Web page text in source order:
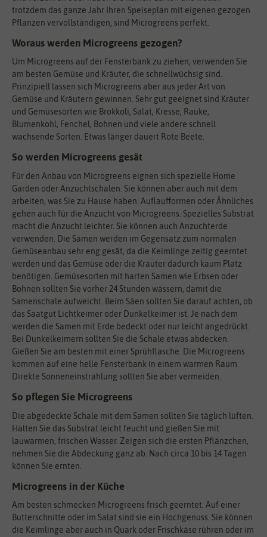
trotzdem das ganze Jahr Ihren Speiseplan mit eigenen gezogen
Pflanzen vervollständigen, sind Microgreens perfekt.
Woraus werden Microgreens gezogen?
Um Microgreens auf der Fensterbank zu ziehen, verwenden Sie
am besten Gemüse und Kräuter, die schnellwüchsig sind.
Prinzipiell lassen sich Microgreens aber aus jeder Art von
Gemüse und Kräutern gewinnen. Sehr gut geeignet sind Kräuter
und Gemüsesorten wie Brokkoli, Salat, Kresse, Rauke,
Blumenkohl, Fenchel, Bohnen und viele andere schnell
wachsende Sorten. Etwas länger dauert Rote Beete.
So werden Microgreens gesät
Für den Anbau von Microgreens eignen sich spezielle Home
Garden oder Anzuchtschalen. Sie können aber auch mit dem
arbeiten, was Sie zu Hause haben. Auflaufformen oder Ähnliches
gehen auch für die Anzucht von Microgreens. Spezielles Substrat
macht die Anzucht leichter. Sie können auch Anzuchterde
verwenden. Die Samen werden im Gegensatz zum normalen
Gemüseanbau sehr eng gesät, da die Keimlinge zeitig geerntet
werden und das Gemüse oder die Kräuter dadurch kaum Platz
benötigen. Gemüsesorten mit harten Samen wie Erbsen oder
Bohnen sollten Sie vorher 24 Stunden wässern, damit die
Samenschale aufweicht. Beim Säen sollten Sie darauf achten, ob
das Saatgut Lichtkeimer oder Dunkelkeimer ist. Je nach dem
werden die Samen mit Erde bedeckt oder nur leicht angedrückt.
Bei Dunkelkeimern sollten Sie die Schale etwas abdecken.
Gießen Sie am besten mit einer Sprühflasche. Die Microgreens
kommen auf eine helle Fensterbank in einem warmen Raum.
Direkte Sonneneinstrahlung sollten Sie aber vermeiden.
So pflegen Sie Microgreens
Die abgedeckte Schale mit dem Samen sollten Sie täglich lüften.
Halten Sie das Substrat leicht feucht und gießen Sie mit
lauwarmen, frischen Wasser. Zeigen sich die ersten Pflänzchen,
nehmen Sie die Abdeckung ganz ab. Nach circa 10 bis 14 Tagen
können Sie ernten.
Microgreens in der Küche
Am besten schmecken Microgreens frisch geerntet. Auf einer
Butterschnitte oder im Salat sind sie ein Hochgenuss. Sie können
die Keimlinge aber auch in Quark oder Frischkäse rühren oder im